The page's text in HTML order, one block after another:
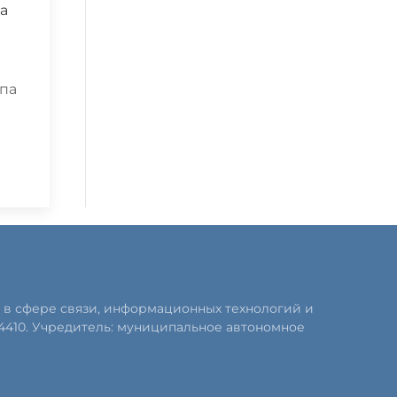
сфере связи, информационных технологий и
Учредитель: муниципальное автономное